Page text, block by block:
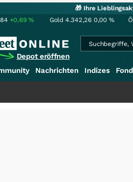
🎁 Ihre
+0,69% Gold 4.342,26 0,00 %
Depot eröffnen
Nachrichten Indizes